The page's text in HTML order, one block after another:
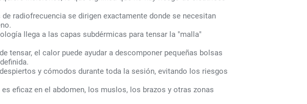
de radiofrecuencia se dirigen exactamente donde se necesitan
llega a las capas subdérmicas para tensar la "malla"
tensar, el calor puede ayudar a descomponer pequeñas bolsas
y cómodos durante toda la sesión, evitando los riesgos
eficaz en el abdomen, los muslos, los brazos y otras zonas